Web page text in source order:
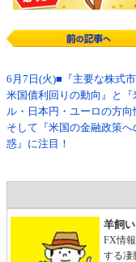
6月7日(火)■『主要な株式
米国債利回りの動向』と『
ル・日本円・ユーロの方向
そして『米国の金融政策へ
惑』に注目！
羊飼い
FX情
する凄